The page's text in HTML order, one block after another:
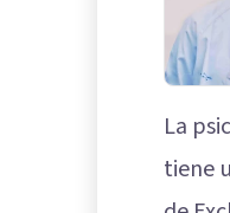
La
tiene